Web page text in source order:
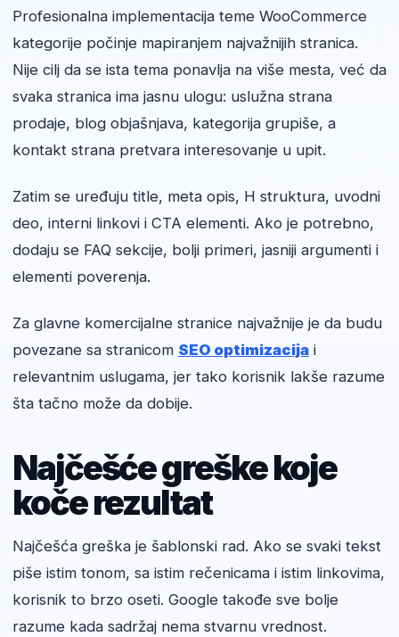
Profesionalna implementacija teme WooCommerce
kategorije počinje mapiranjem najvažnijih stranica.
Nije cilj da se ista tema ponavlja na više mesta, već da
svaka stranica ima jasnu ulogu: uslužna strana
prodaje, blog objašnjava, kategorija grupiše, a
kontakt strana pretvara interesovanje u upit.
Zatim se uređuju title, meta opis, H struktura, uvodni
deo, interni linkovi i CTA elementi. Ako je potrebno,
dodaju se FAQ sekcije, bolji primeri, jasniji argumenti i
elementi poverenja.
Za glavne komercijalne stranice najvažnije je da budu
povezane sa stranicom SEO optimizacija i
relevantnim uslugama, jer tako korisnik lakše razume
šta tačno može da dobije.
Najčešće greške koje
koče rezultat
Najčešća greška je šablonski rad. Ako se svaki tekst
piše istim tonom, sa istim rečenicama i istim linkovima,
korisnik to brzo oseti. Google takođe sve bolje
razume kada sadržaj nema stvarnu vrednost.